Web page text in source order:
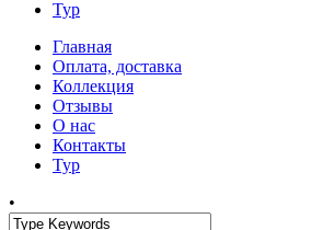
Тур
Главная
Оплата, доставка
Коллекция
Отзывы
О нас
Контакты
Тур
•